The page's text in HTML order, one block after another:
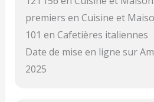
premiers en Cuisine et
101 en Cafetières italiennes
Date de mise en ligne sur
2025